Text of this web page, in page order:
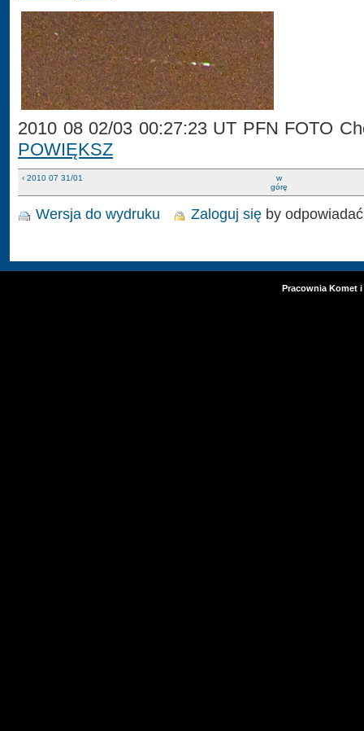
2010 08 02/03 00:27:23 UT PFN FOTO
POWIĘKSZ
‹ 2010 07 31/01
w
górę
Wersja do wydruku Zaloguj się by odpowiadać
Pracownia Komet